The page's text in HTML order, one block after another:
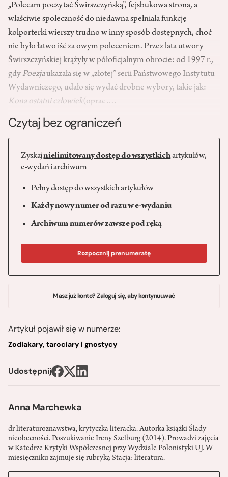
Anna Marchewka
dr literaturoznawstwa, krytyczka literacka. Autorka książki Ślady
nieobecności. Poszukiwanie Ireny Szelburg (2014). Prowadzi zajęcia
w Katedrze Krytyki Współczesnej przy Wydziale Polonistyki UJ. W
miesięczniku zajmuje się rubryką Stacja: literatura.
„Polecam poczytać Świrszczyńską”, fejsbukowa strona, a
właściwie społeczność do niedawna spełniała funkcję
kolporterki wierszy trudno w inny sposób dostępnych, choć
nie było łatwo iść za owym poleceniem. Przez lata utwory
Świrszczyńskiej krążyły w półoficjalnym obrocie: od 1997 r.,
gdy Poezjaukazała się w „złotej” serii Państwowego Instytutu
Wydawniczego, udało się wydać drobne wybory, takie jak:
Kona ostatni człowiek(oprac….
Czytaj bez ograniczeń
Zyskajnielimitowany dostęp do wszystkichartykułów,
e-wydań i archiwum
Pełny dostęp do wszystkich artykułów
Każdy nowy numer od razu w e-wydaniu
Archiwum numerów zawsze pod ręką
Rozpocznij prenumeratę
Masz już konto? Zaloguj się, aby kontynuuwać
Artykuł pojawił się w numerze:
Zodiakary, tarociary i gnostycy
Udostępnij